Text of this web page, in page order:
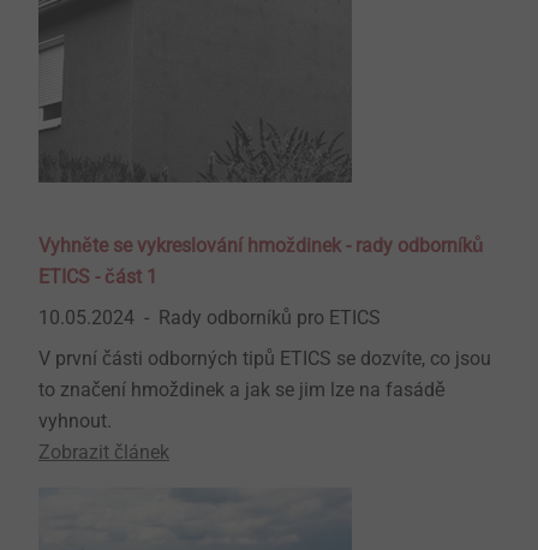
Vyhněte se vykreslování hmoždinek - rady odborníků
ETICS - část 1
10.05.2024
Rady odborníků pro ETICS
V první části odborných tipů ETICS se dozvíte, co jsou
to značení hmoždinek a jak se jim lze na fasádě
vyhnout.
Zobrazit článek